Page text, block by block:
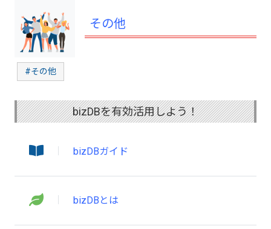
その他
#その他
bizDBを有効活用しよう！
bizDBガイド
bizDBとは